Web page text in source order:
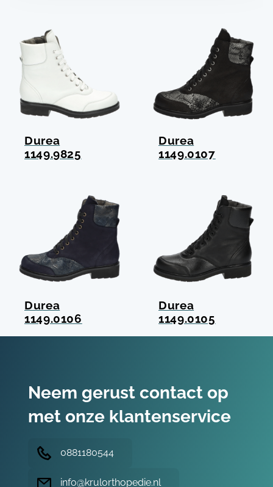
Durea
1149.9825
Durea
1149.0107
Durea
1149.0106
Durea
1149.0105
Neem gerust contact op
met onze klantenservice
0881180544
info@krulorthopedie.nl